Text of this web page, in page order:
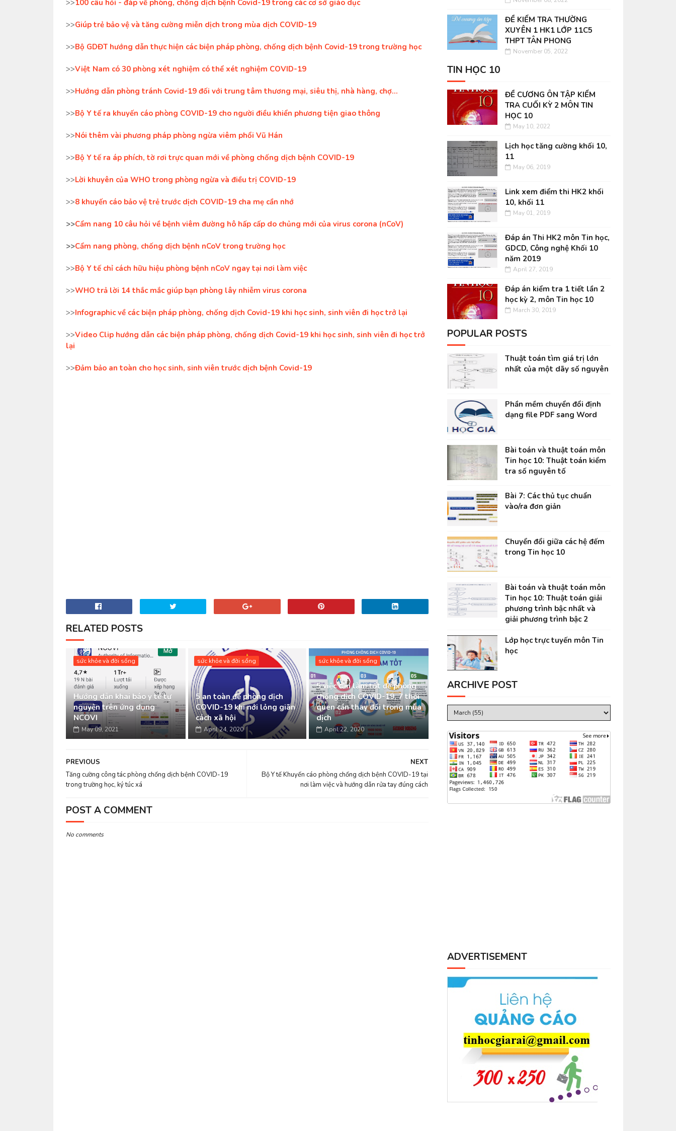
>>100 câu hỏi - đáp về phòng, chống dịch bệnh Covid-19 trong các cơ sở giáo dục
>>Giúp trẻ bảo vệ và tăng cường miễn dịch trong mùa dịch COVID-19
>>Bộ GDĐT hướng dẫn thực hiện các biện pháp phòng, chống dịch bệnh Covid-19 trong trường học
>>Việt Nam có 30 phòng xét nghiệm có thể xét nghiệm COVID-19
>>Hướng dẫn phòng tránh Covid-19 đối với trung tâm thương mại, siêu thị, nhà hàng, chợ...
>>Bộ Y tế ra khuyến cáo phòng COVID-19 cho người điều khiển phương tiện giao thông
>>Nói thêm vài phương pháp phòng ngừa viêm phổi Vũ Hán
>>Bộ Y tế ra áp phích, tờ rơi trực quan mới về phòng chống dịch bệnh COVID-19
>>Lời khuyên của WHO trong phòng ngừa và điều trị COVID-19
>>8 khuyến cáo bảo vệ trẻ trước dịch COVID-19 cha mẹ cần nhớ
>>Cẩm nang 10 câu hỏi về bệnh viêm đường hô hấp cấp do chủng mới của virus corona (nCoV)
>>Cẩm nang phòng, chống dịch bệnh nCoV trong trường học
>>Bộ Y tế chỉ cách hữu hiệu phòng bệnh nCoV ngay tại nơi làm việc
>>WHO trả lời 14 thắc mắc giúp bạn phòng lây nhiễm virus corona
>>Infographic về các biện pháp phòng, chống dịch Covid-19 khi học sinh, sinh viên đi học trở lại
>>Video Clip hướng dẫn các biện pháp phòng, chống dịch Covid-19 khi học sinh, sinh viên đi học trở
lại
>>Đảm bảo an toàn cho học sinh, sinh viên trước dịch bệnh Covid-19
RELATED POSTS
sức khỏe và đời sống
Hướng dẫn khai báo y tế tự
nguyện trên ứng dụng
NCOVI
May 09, 2021
sức khỏe và đời sống
5 an toàn để phòng dịch
COVID-19 khi nới lỏng giãn
cách xã hội
April 24, 2020
sức khỏe và đời sống
5 việc cần làm tốt để phòng
chống dịch COVID-19, 7 thói
quen cần thay đổi trong mùa
dịch
April 22, 2020
NEXT
Bộ Y tế Khuyến cáo phòng chống dịch bệnh COVID-19 tại
nơi làm việc và hướng dẫn rửa tay đúng cách
PREVIOUS
Tăng cường công tác phòng chống dịch bệnh COVID-19
trong trường học, ký túc xá
POST A COMMENT
No comments
ĐỀ KIỂM TRA THƯỜNG
XUYÊN 1 HK1 LỚP 11C5
THPT TÂN PHONG
November 05, 2022
TIN HỌC 10
ĐỀ CƯƠNG ÔN TẬP KIỂM
TRA CUỐI KỲ 2 MÔN TIN
HỌC 10
May 10, 2022
Lịch học tăng cường khối 10,
11
May 06, 2019
Link xem điểm thi HK2 khối
10, khối 11
May 01, 2019
Đáp án Thi HK2 môn Tin học,
GDCD, Công nghệ Khối 10
năm 2019
April 27, 2019
Đáp án kiểm tra 1 tiết lần 2
học kỳ 2, môn Tin học 10
March 30, 2019
POPULAR POSTS
Thuật toán tìm giá trị lớn
nhất của một dãy số nguyên
Phần mềm chuyển đổi định
dạng file PDF sang Word
Bài toán và thuật toán môn
Tin học 10: Thuật toán kiểm
tra số nguyên tố
Bài 7: Các thủ tục chuẩn
vào/ra đơn giản
Chuyển đổi giữa các hệ đếm
trong Tin học 10
Bài toán và thuật toán môn
Tin học 10: Thuật toán giải
phương trình bậc nhất và
giải phương trình bậc 2
Lớp học trực tuyến môn Tin
học
ARCHIVE POST
ADVERTISEMENT